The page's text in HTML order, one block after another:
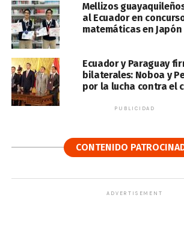
Mellizos
al Ecuador en
matemáticas en Japón
Ecuador y Paraguay
bilaterales: Noboa y
por la lucha contra el
PUBLICIDAD
CONTENIDO
ADVERTISEMENT